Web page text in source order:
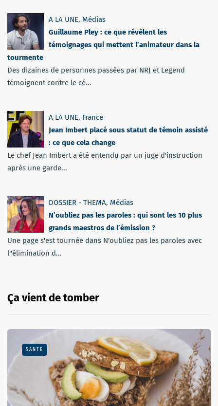
A LA UNE, Médias
Guillaume Pley : ce que révèlent les
témoignages qui mettent l’animateur dans la
tourmente
Des dizaines de personnes passées par NRJ et Legend
témoignent contre le cé...
A LA UNE, France
Jean Imbert placé sous statut de témoin assisté
: ce que cela change
Le chef Jean Imbert a été entendu par un juge d'instruction
après une garde...
DOSSIER - THEMA, Médias
N’oubliez pas les paroles : qui sont les 10 plus
grands maestros de l’émission ?
Une page s'est tournée dans N'oubliez pas les paroles avec
l''élimination d...
Ça vient de tomber
SANTÉ